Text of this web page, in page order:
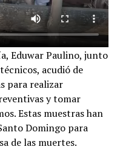
Eduwar Paulino, junto
acudió de
para realizar
y tomar
Estas muestras han
Domingo para
de las muertes.